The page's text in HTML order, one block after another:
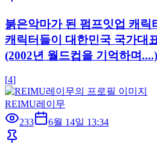
붉은악마가 된 펌프잇업 캐릭
캐릭터들이 대한민국 국가대
(2002년 월드컵을 기억하며....)
[4]
REIMU레이무
233
6월 14일 13:34